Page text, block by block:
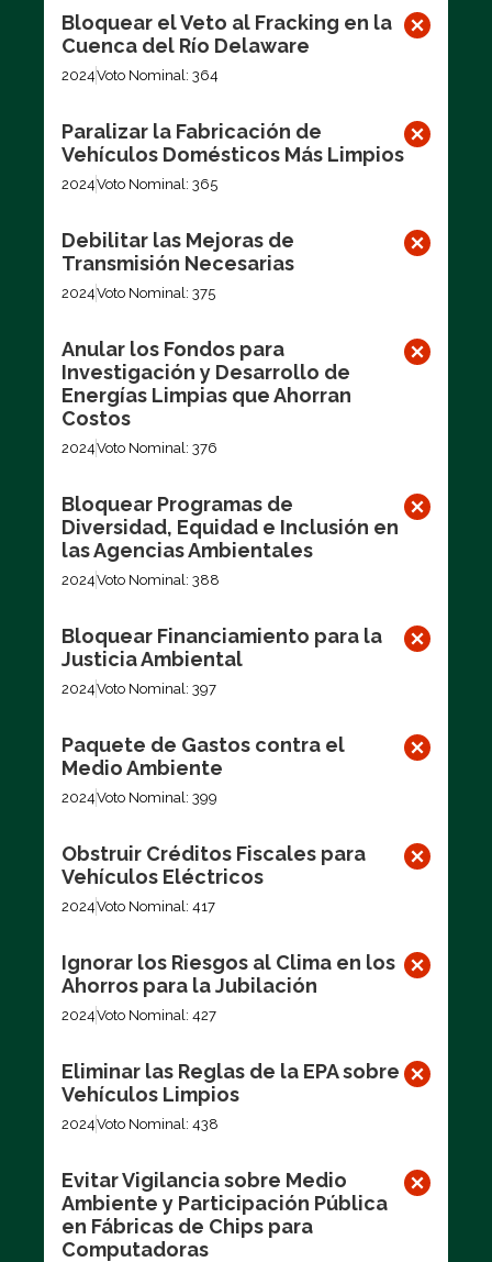
Bloquear el Veto al Fracking en la
Cuenca del Río Delaware
2024Voto Nominal: 364
Paralizar la Fabricación de
Vehículos Domésticos Más Limpios
2024Voto Nominal: 365
Debilitar las Mejoras de
Transmisión Necesarias
2024Voto Nominal: 375
Anular los Fondos para
Investigación y Desarrollo de
Energías Limpias que Ahorran
Costos
2024Voto Nominal: 376
Bloquear Programas de
Diversidad, Equidad e Inclusión en
las Agencias Ambientales
2024Voto Nominal: 388
Bloquear Financiamiento para la
Justicia Ambiental
2024Voto Nominal: 397
Paquete de Gastos contra el
Medio Ambiente
2024Voto Nominal: 399
Obstruir Créditos Fiscales para
Vehículos Eléctricos
2024Voto Nominal: 417
Ignorar los Riesgos al Clima en los
Ahorros para la Jubilación
2024Voto Nominal: 427
Eliminar las Reglas de la EPA sobre
Vehículos Limpios
2024Voto Nominal: 438
Evitar Vigilancia sobre Medio
Ambiente y Participación Pública
en Fábricas de Chips para
Computadoras